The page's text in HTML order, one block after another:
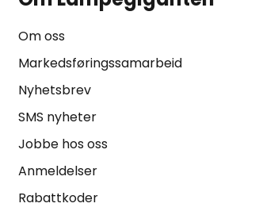
Om oss
Markedsføringssamarbeid
Nyhetsbrev
SMS nyheter
Jobbe hos oss
Anmeldelser
Rabattkoder